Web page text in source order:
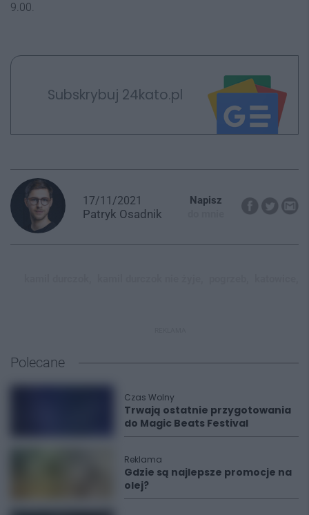
9.00.
Subskrybuj 24kato.pl
17/11/2021
Patryk Osadnik
Napisz
Polecane
Czas Wolny
Trwają ostatnie przygotowania
do Magic Beats Festival
Reklama
Gdzie są najlepsze promocje na
olej?